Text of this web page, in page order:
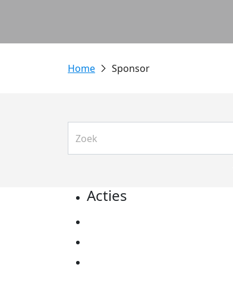
Sponsor
Acties